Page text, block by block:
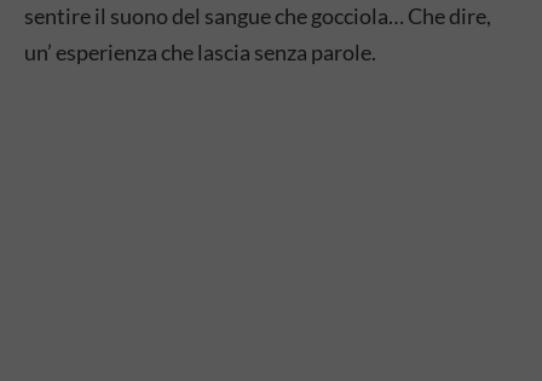
sentire il suono del sangue che gocciola… Che dire,
un’ esperienza che lascia senza parole.